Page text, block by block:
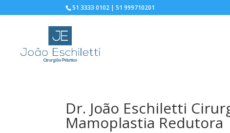
51 3333 0102 | 51 999710201
Dr. João Eschiletti
Mamoplastia Redutora